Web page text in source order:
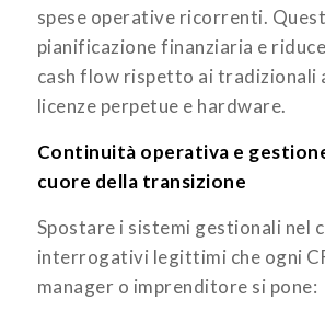
spese operative ricorrenti.
pianificazione finanziaria e
cash flow rispetto ai tradizionali
licenze perpetue e hardware.
Continuità operativa e
cuore della transizione
Spostare i sistemi gestionali nel
interrogativi legittimi che ogni
manager o imprenditore si pone: